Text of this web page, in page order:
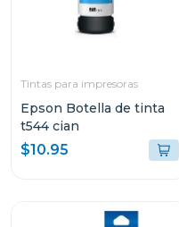
Tintas para impresoras
Epson Botella de tinta
t544 cian
$10.95